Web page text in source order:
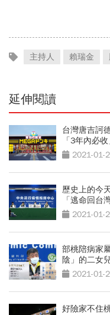
主持人 賴瑞金
延伸閱讀
台灣唐吉訶
「3年內必收
2021-01-
歷史上的今
「逃命回台
2021-01-
部桃陪病家
陰」的二女
2021-01-
好險家不住